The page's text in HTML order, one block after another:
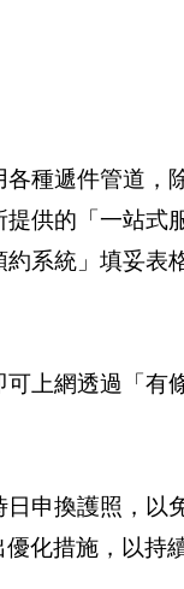
結]" [
種遞件管道，
供的「一站式
系統」填妥表
上網透過「有
申換護照，以
化措施，以持